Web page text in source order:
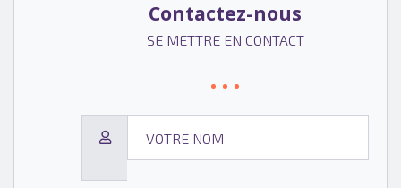
Contactez-nous
SE METTRE EN CONTACT